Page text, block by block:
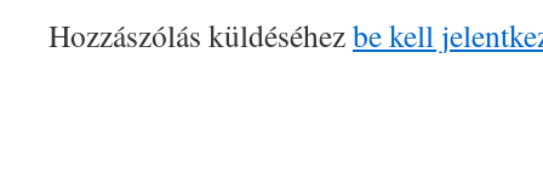
Hozzászólás küldéséhezbe kell